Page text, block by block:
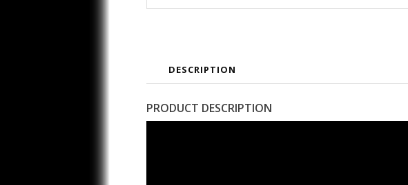
DESCRIPTION
PRODUCT DESCRIPTION